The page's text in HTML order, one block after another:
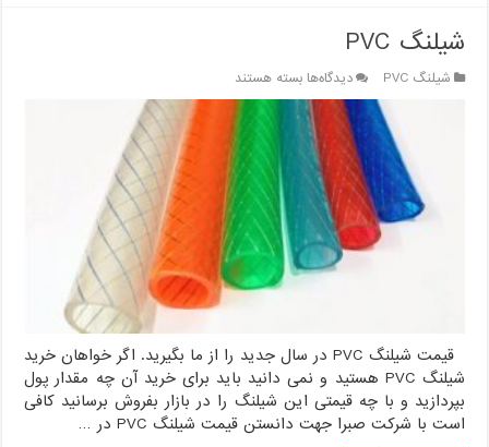
شیلنگ PVC
شیلنگ PVC دیدگاه‌هابرای
شیلنگ
PVC
بسته هستند
قیمت شیلنگ PVC در سال جدید را از ما بگیرید. اگر خواهان خرید
شیلنگ PVC هستید و نمی دانید باید برای خرید آن چه مقدار پول
بپردازید و با چه قیمتی این شیلنگ را در بازار بفروش برسانید کافی
است با شرکت صبرا جهت دانستن قیمت شیلنگ PVC در …